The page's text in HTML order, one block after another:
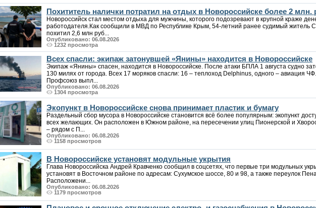
Похититель налички потратил на отдых в Новороссийске более 2 млн.
Новороссийск стал местом отдыха для мужчины, которого подозревают в крупной краже
работодателя.Как сообщили в МВД по Республике Крым, 54-летний ранее судимый житель
похитил 2,6 млн руб...
Опубликовано: 06.08.2026
1232 просмотра
Всех спасли: экипаж затонувшей «Янины» находится в Новороссийске
Экипаж «Янины» спасен, находится в Новороссийске. После атаки БПЛА 1 августа судно
130 милях от города. Всех 17 моряков спасли: 16 – теплоход Delphinus, одного – авиация ЧФ.
Профсоюз выпл...
Опубликовано: 06.08.2026
1304 просмотра
Экопункт в Новороссийске снова принимает пластик и бумагу
Раздельный сбор мусора в Новороссийске становится всё более популярным: экопункт
всех желающих. Он расположен в Южном районе, на пересечении улиц Пионерской и
– рядом с П...
Опубликовано: 06.08.2026
1158 просмотров
В Новороссийске установят модульные укрытия
Глава Новороссийска Андрей Кравченко сообщил в соцсетях, что первые три модульных
установят в Восточном районе по адресам: Сухумское шоссе, 80 и 98, а также переулок
Расположени...
Опубликовано: 06.08.2026
1179 просмотров